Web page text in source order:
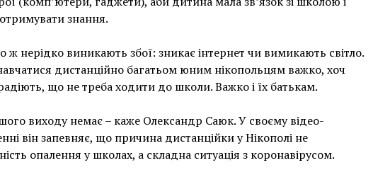
знання.
ж нерідко виникають збої: зникає інтернет чи вимикають світло.
дистанційно багатьом юним нікопольцям важко, хоч
що не треба ходити до школи. Важко і їх батькам.
виходу немає – каже Олександр Саюк. У своєму відео-
він запевняє, що причина дистанційки у Нікополі не
опалення у школах, а складна ситуація з коронавірусом.